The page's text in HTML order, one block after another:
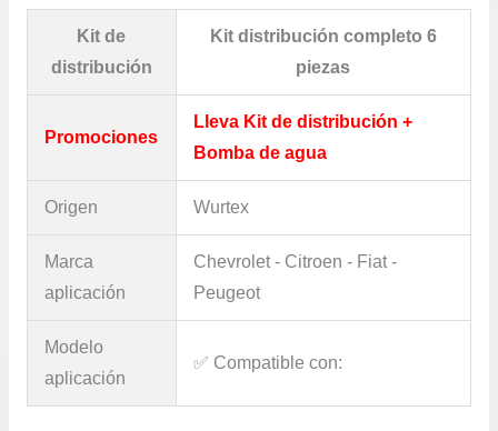
Kit de
distribución
Kit distribución completo 6
piezas
Promociones
Lleva Kit de distribución +
Bomba de agua
Origen Wurtex
Marca
aplicación
Chevrolet - Citroen - Fiat -
Peugeot
Modelo
aplicación
✅​ Compatible con: